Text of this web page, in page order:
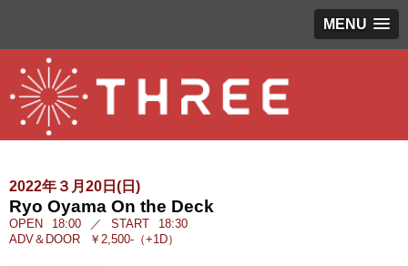
MENU
2022年３月20日(日)
Ryo Oyama On the Deck
OPEN 18:00 ／ START
18:30
ADV＆DOOR
￥2,500-（+1D）